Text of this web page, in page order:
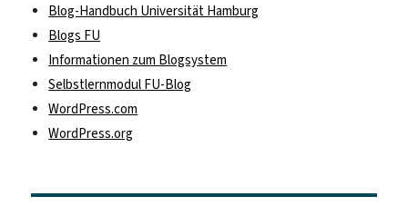
Blog-Handbuch Universität Hamburg
Blogs FU
Informationen zum Blogsystem
Selbstlernmodul FU-Blog
WordPress.com
WordPress.org